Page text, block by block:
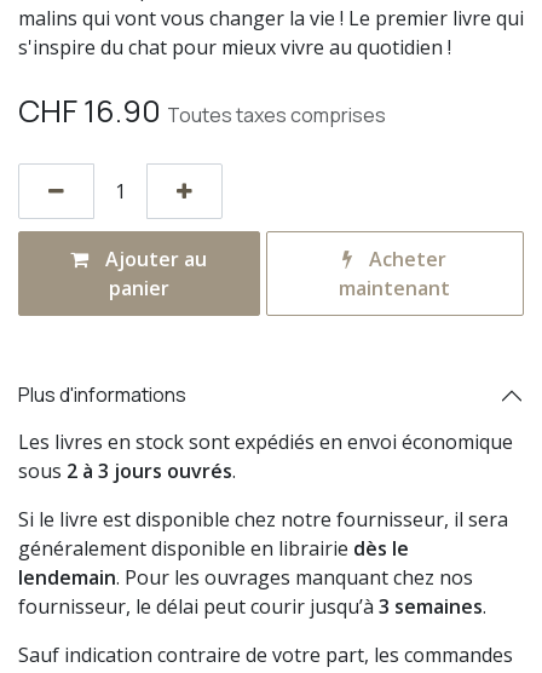
malins qui vont vous changer la vie ! Le premier livre qui
s'inspire du chat pour mieux vivre au quotidien !
CHF16.90 Toutes taxes comprises
Ajouter au
panier
Acheter
maintenant
Plus d'informations
Les livres en stock sont expédiés en envoi économique
sous 2 à 3 jours ouvrés.
Si le livre est disponible chez notre fournisseur, il sera
généralement disponible en librairie dès le
lendemain. Pour les ouvrages manquant chez nos
fournisseur, le délai peut courir jusqu’à 3 semaines.
Sauf indication contraire de votre part, les commandes